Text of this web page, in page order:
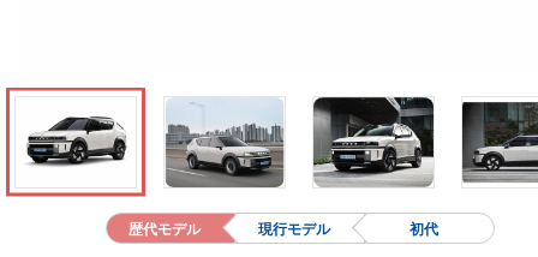
歴代モデル 現行モデル 初代